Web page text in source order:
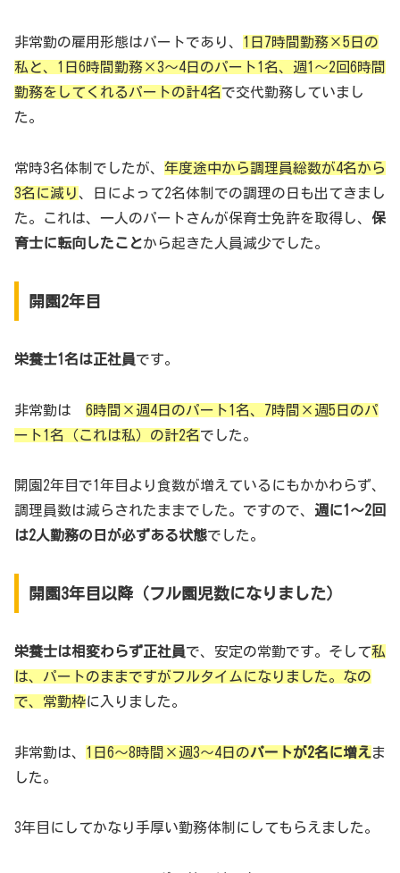
非常勤の雇用形態はパートであり、 1日7時間勤務×5日の
私と、1日6時間勤務×3～4日のパート1名、週1～2回6時間
勤務をしてくれるパートの計4名で交代勤務していまし
た。
常時3名体制でしたが、 年度途中から調理員総数が4名から
3名に減り 、日によって2名体制での調理の日も出てきまし
た。これは、一人のパートさんが保育士免許を取得し、 保
育士に転向したことから起きた人員減少でした。
開園2年目
栄養士1名は正社員です。
非常勤は 6時間×週4日のパート1名、7時間×週5日のパ
ート1名（これは私）の計2名でした。
開園2年目で1年目より食数が増えているにもかかわらず、
調理員数は減らされたままでした。ですので、 週に1～2回
は2人勤務の日が必ずある状態でした。
開園3年目以降（フル園児数になりました）
栄養士は相変わらず正社員で、安定の常勤です。そして私
は、パートのままですがフルタイムになりました。なの
で、常勤枠に入りました。
非常勤は、 1日6～8時間×週3～4日のパートが2名に増え ま
した。
3年目にしてかなり手厚い勤務体制にしてもらえました。